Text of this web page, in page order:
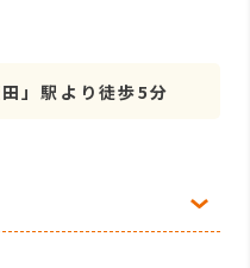
」駅より徒歩5分